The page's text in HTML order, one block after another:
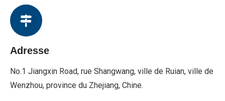
Adresse
No.1 Jiangxin Road, rue Shangwang, ville de Ruian, ville de
Wenzhou, province du Zhejiang, Chine.